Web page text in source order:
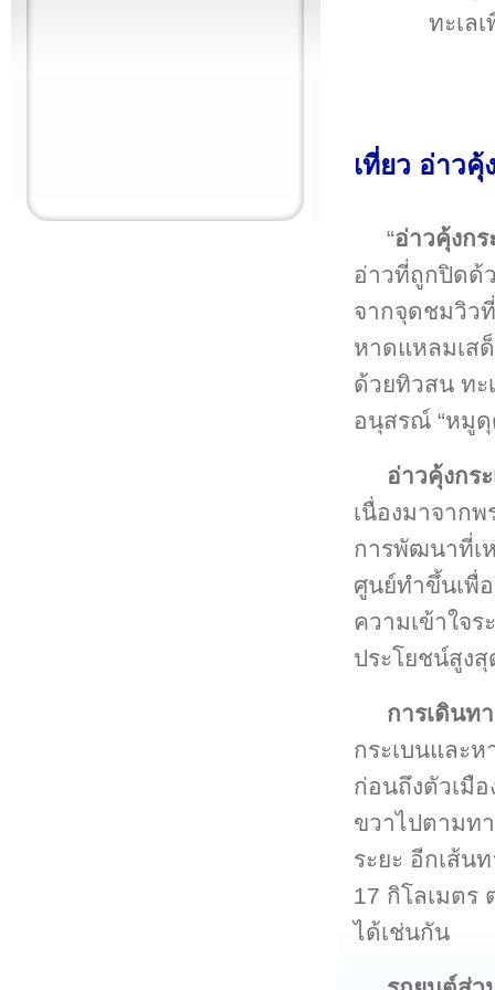
ทะเล
เที่ยว อ่าวคุ้
“อ่าวคุ้งกร
อ่าวที่ถูกปิดด้
จากจุดชมวิว
หาดแหลมเส
ด้วยทิวสน ทะ
อนุสรณ์ “หมูดุ
อ่าวคุ้งกร
เนื่องมาจาก
การพัฒนาที่เ
ศูนย์ทำขึ้นเพื่
ความเข้าใจร
ประโยชน์สูงสุ
การเดินท
กระเบนและ
ก่อนถึงตัวเมื
ขวาไปตามท
ระยะ อีกเส้น
17 กิโลเมตร
ได้เช่นกัน